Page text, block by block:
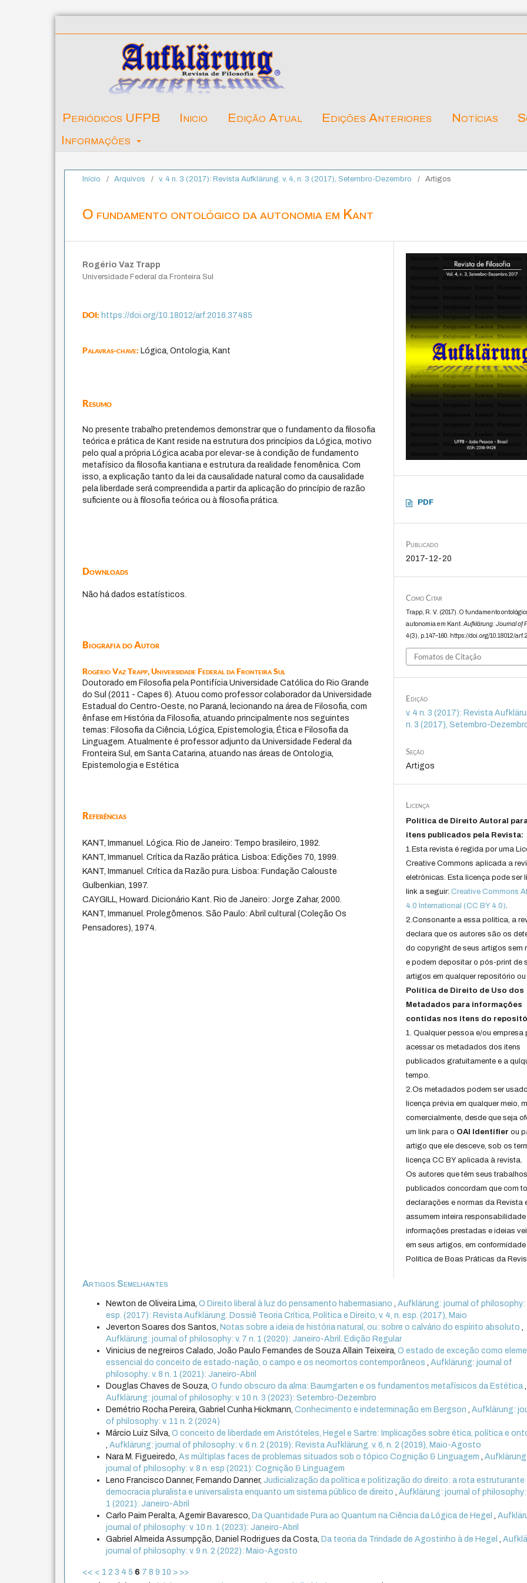
Periódicos UFPB Inicio Edição Atual Edições Anteriores Notícias
Informações
Início / Arquivos / v. 4 n. 3 (2017): Revista Aufklärung. v. 4, n. 3 (2017), Setembro-Dezembro / Artigos
O fundamento ontológico da autonomia em Kant
Rogério Vaz Trapp
Universidade Federal da Fronteira Sul
DOI:https://doi.org/10.18012/arf.2016.37485
Palavras-chave:Lógica, Ontologia, Kant
Resumo
No presente trabalho pretendemos demonstrar que o fundamento da filosofia
teórica e prática de Kant reside na estrutura dos princípios da Lógica, motivo
pelo qual a própria Lógica acaba por elevar-se à condição de fundamento
metafísico da filosofia kantiana e estrutura da realidade fenomênica. Com
isso, a explicação tanto da lei da causalidade natural como da causalidade
pela liberdade será compreendida a partir da aplicação do princípio de razão
suficiente ou à filosofia teórica ou à filosofia prática.
Downloads
Não há dados estatísticos.
Biografia do Autor
Rogério Vaz Trapp,Universidade Federal da Fronteira Sul
Doutorado em Filosofia pela Pontifícia Universidade Católica do Rio Grande
do Sul (2011 - Capes 6). Atuou como professor colaborador da Universidade
Estadual do Centro-Oeste, no Paraná, lecionando na área de Filosofia, com
ênfase em História da Filosofia, atuando principalmente nos seguintes
temas: Filosofia da Ciência, Lógica, Epistemologia, Ética e Filosofia da
Linguagem. Atualmente é professor adjunto da Universidade Federal da
Fronteira Sul, em Santa Catarina, atuando nas áreas de Ontologia,
Epistemologia e Estética
Referências
KANT, Immanuel. Lógica. Rio de Janeiro: Tempo brasileiro, 1992.
KANT, Immanuel. Crítica da Razão prática. Lisboa: Edições 70, 1999.
KANT, Immanuel. Crítica da Razão pura. Lisboa: Fundação Calouste
Gulbenkian, 1997.
CAYGILL, Howard. Dicionário Kant. Rio de Janeiro: Jorge Zahar, 2000.
KANT, Immanuel. Prolegômenos. São Paulo: Abril cultural (Coleção Os
Pensadores), 1974.
PDF
Publicado
2017-12-20
Como Citar
Trapp, R. V. (2017). O fundamento
autonomia em Kant.Aufklärung: Journal of
4(3), p.147–160. https://doi.org/10.18012/
Fomatos de Citação
Edição
v. 4 n. 3 (2017): Revista
n. 3 (2017), Setembro-
Seção
Artigos
Licença
Política de Direito Autoral
itens publicados pela Revista:
1.Esta revista é regida por uma
Creative Commons aplicada a
eletrônicas. Esta licença pode ser
link a seguir:Creative Commons
4.0 International (CC BY 4.0).
2.Consonante a essa politica, a
declara que os autores são os
do copyright de seus artigos sem
e podem depositar o pós-print de
artigos em qualquer repositório ou
Política de Direito de Uso dos
Metadados para informações
contidas nos itens do
1. Qualquer pessoa e/ou empresa
acessar os metadados dos itens
publicados gratuitamente e a
tempo.
2.Os metadados podem ser
licença prévia em qualquer meio,
comercialmente, desde que seja
um link para o OAI Identifier ou
artigo que ele desceve, sob os
licença CC BY aplicada à revista.
Os autores que têm seus trabalhos
publicados concordam que com
declarações e normas da Revista
assumem inteira responsabilidade
informações prestadas e ideias
em seus artigos, em
Política de Boas Práticas da
Artigos Semelhantes
Newton de Oliveira Lima,O Direito liberal à luz do pensamento habermasiano,Aufklärung: journal of philosophy:
esp. (2017): Revista Aufklärung. Dossiê Teoria Crítica, Política e Direito, v. 4, n. esp. (2017), Maio
Jeverton Soares dos Santos, Notas sobre a ideia de história natural, ou: sobre o calvário do espírito absoluto,
Aufklärung: journal of philosophy: v. 7 n. 1 (2020): Janeiro-Abril. Edição Regular
Vinicius de negreiros Calado, João Paulo Fernandes de Souza Allain Teixeira,O estado de exceção como
essencial do conceito de estado-nação, o campo e os neomortos contemporâneos,Aufklärung: journal of
philosophy: v. 8 n. 1 (2021): Janeiro-Abril
Douglas Chaves de Souza,O fundo obscuro da alma: Baumgarten e os fundamentos metafísicos da Estética,
Aufklärung: journal of philosophy: v. 10 n. 3 (2023): Setembro-Dezembro
Demétrio Rocha Pereira, Gabriel Cunha Hickmann,Conhecimento e indeterminação em Bergson,Aufklärung:
of philosophy: v. 11 n. 2 (2024)
Márcio Luiz Silva,O conceito de liberdade em Aristóteles, Hegel e Sartre: Implicações sobre ética, política e
,Aufklärung: journal of philosophy: v. 6 n. 2 (2019): Revista Aufklärung. v. 6, n. 2 (2019), Maio-Agosto
Nara M. Figueiredo,As múltiplas faces de problemas situados sob o tópico Cognição & Linguagem,
journal of philosophy: v. 8 n. esp (2021): Cognição & Linguagem
Leno Francisco Danner, Fernando Danner,Judicialização da política e politização do direito: a rota estruturante
democracia pluralista e universalista enquanto um sistema público de direito,Aufklärung: journal of philosophy:
1 (2021): Janeiro-Abril
Carlo Paim Peralta, Agemir Bavaresco, Da Quantidade Pura ao Quantum na Ciência da Lógica de Hegel,
journal of philosophy: v. 10 n. 1 (2023): Janeiro-Abril
Gabriel Almeida Assumpção, Daniel Rodrigues da Costa, Da teoria da Trindade de Agostinho à de Hegel,
journal of philosophy: v. 9 n. 2 (2022): Maio-Agosto
<< < 1 2 3 4 5 6 7 8 9 10 > >>